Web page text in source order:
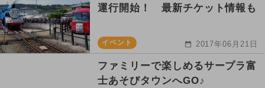
運行開始！ 最新チケット情報も
イベント 2017年06月21日
ファミリーで楽しめるサープラ富
士あそびタウンへGO♪